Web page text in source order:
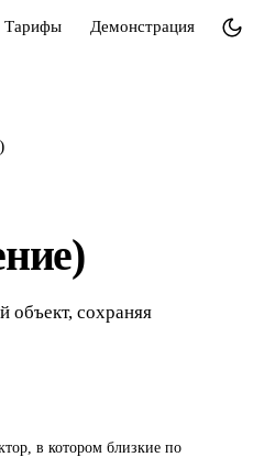
Тарифы Демонстрация
объект, сохраняя
в котором близкие по